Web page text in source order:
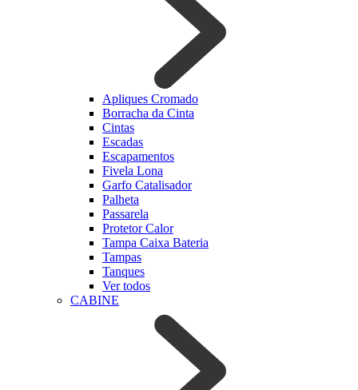
Apliques Cromado
Borracha da Cinta
Cintas
Escadas
Escapamentos
Fivela Lona
Garfo Catalisador
Palheta
Passarela
Protetor Calor
Tampa Caixa Bateria
Tampas
Tanques
Ver todos
CABINE